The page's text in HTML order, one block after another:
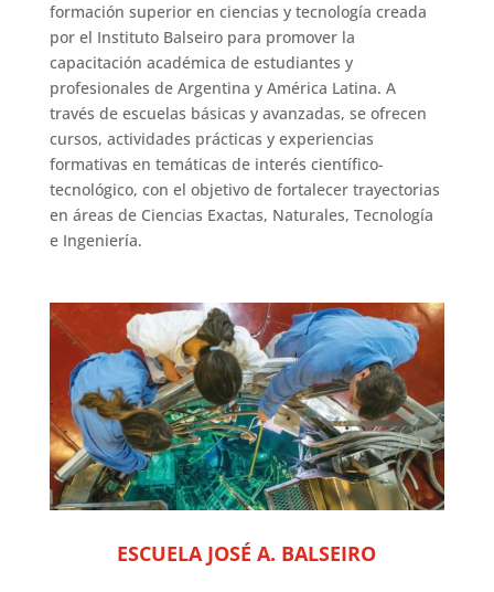
formación superior en ciencias y tecnología creada
por el Instituto Balseiro para promover la
capacitación académica de estudiantes y
profesionales de Argentina y América Latina. A
través de escuelas básicas y avanzadas, se ofrecen
cursos, actividades prácticas y experiencias
formativas en temáticas de interés científico-
tecnológico, con el objetivo de fortalecer trayectorias
en áreas de Ciencias Exactas, Naturales, Tecnología
e Ingeniería.
ESCUELA JOSÉ A. BALSEIRO